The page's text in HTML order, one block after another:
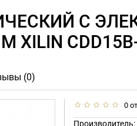
С
XILIN
(0)
0
Производитель: